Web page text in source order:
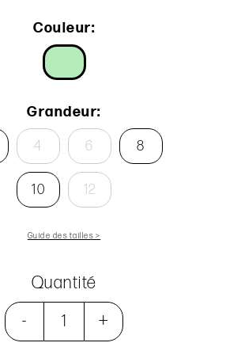
Couleur:
Grandeur:
4 6 8
10 12
Guide des tailles >
Quantité
- +